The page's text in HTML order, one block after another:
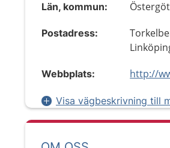
Län, kommun:
Postadress:
Webbplats:
Visa vägbeskrivning till